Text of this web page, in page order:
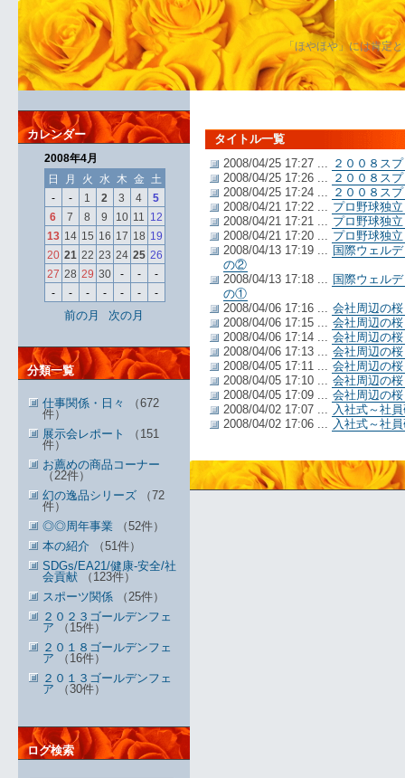
「ほやほや」には肯定
タイトル一覧
2008/04/25 17:27 ... ２００８ス
2008/04/25 17:26 ... ２００８ス
2008/04/25 17:24 ... ２００８ス
2008/04/21 17:22 ... プロ野球独
2008/04/21 17:21 ... プロ野球独
2008/04/21 17:20 ... プロ野球独
2008/04/13 17:19 ... 国際ウェル
の②
2008/04/13 17:18 ... 国際ウェル
の①
2008/04/06 17:16 ... 会社周辺の
2008/04/06 17:15 ... 会社周辺の
2008/04/06 17:14 ... 会社周辺の
2008/04/06 17:13 ... 会社周辺の
2008/04/05 17:11 ... 会社周辺の
2008/04/05 17:10 ... 会社周辺の
2008/04/05 17:09 ... 会社周辺の
2008/04/02 17:07 ... 入社式～社
2008/04/02 17:06 ... 入社式～社
カレンダー
2008年4月
日
月 火 水 木 金 土
-
- 1 2 3 4
5
6
7 8 9 10 11 12
13 14 15 16 17 18 19
20 21 22 23 24 25 26
27 28 29 30 - -
-
-
- - - - - -
前の月 次の月
分類一覧
仕事関係・日々
（672
件）
展示会レポート
（151
件）
お薦めの商品コーナー
（22件）
幻の逸品シリーズ （72
件）
◎◎周年事業 （52件）
本の紹介 （51件）
SDGs/EA21/健康-安全/社
会貢献 （123件）
スポーツ関係 （25件）
２０２３ゴールデンフェ
ア （15件）
２０１８ゴールデンフェ
ア （16件）
２０１３ゴールデンフェ
ア （30件）
ログ検索